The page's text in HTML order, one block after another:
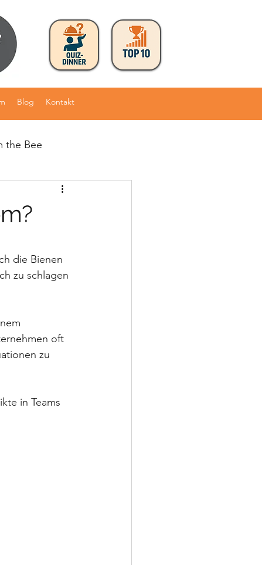
Blog Kontakt
the Bee
die Bienen
zu schlagen
oft
zu
in Teams